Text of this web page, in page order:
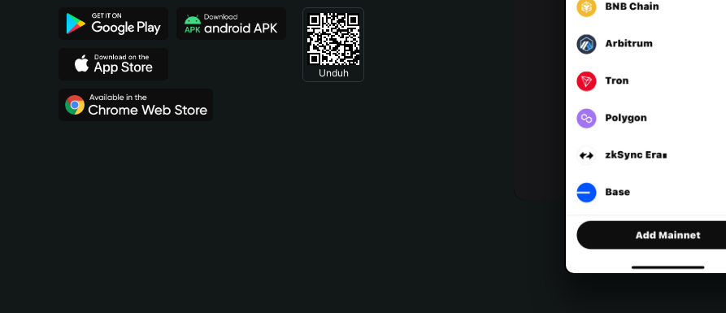
Español (Argentina)
Unduh